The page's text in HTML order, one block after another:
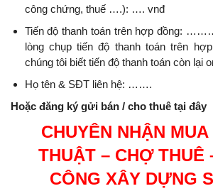
công chứng, thuế ….): …. vnđ
Tiến độ thanh toán trên hợp đồng:
lòng chụp tiến độ thanh toán trên
chúng tôi biết tiến độ thanh toán còn lại
Họ tên & SĐT liên hệ: …….
Hoặc đăng ký gửi bán / cho thuê tại đây
CHUYÊN NHẬN
THUẬT – CHỢ THUÊ
CÔNG XÂY DỰNG